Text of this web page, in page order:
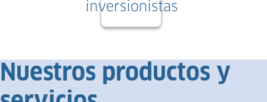
inversionistas
Nuestros productos y